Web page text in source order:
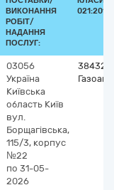
ВИКОНАННЯ
РОБІТ/
НАДАННЯ
ПОСЛУГ:
021:2015
03056
Україна
Київська
область Київ
вул.
Борщагівська,
115/3, корпус
№22
по 31-05-
2026